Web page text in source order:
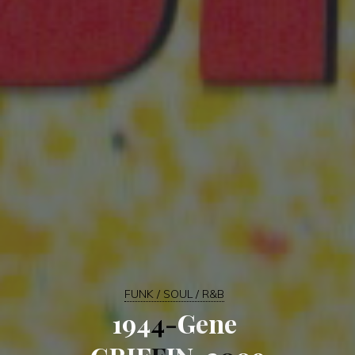
FUNK / SOUL / R&B
19
9 44-Gene